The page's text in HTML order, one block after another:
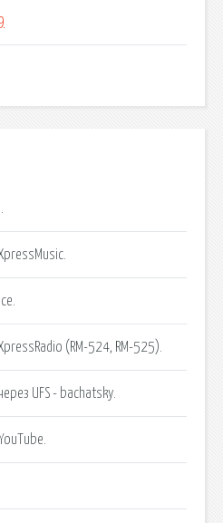
(RM-524, RM-525).
UFS - bachatsky.